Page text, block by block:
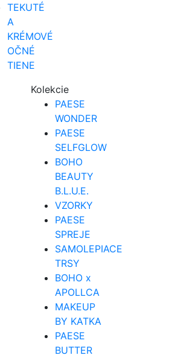
TEKUTÉ
A
KRÉMOVÉ
OČNÉ
TIENE
Kolekcie
PAESE
WONDER
PAESE
SELFGLOW
BOHO
BEAUTY
B.L.U.E.
VZORKY
PAESE
SPREJE
SAMOLEPIACE
TRSY
BOHO x
APOLLCA
MAKEUP
BY KATKA
PAESE
BUTTER